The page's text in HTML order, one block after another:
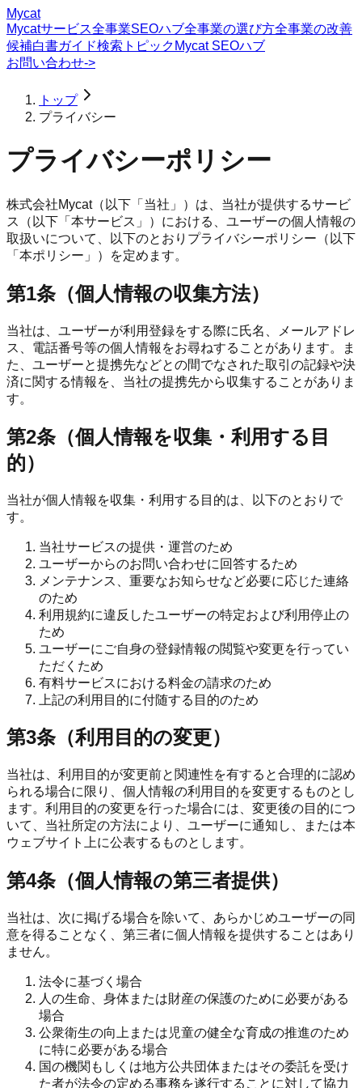
Mycat
Mycatサービス全事業SEOハブ全事業の選び方全事業の改善
候補白書ガイド検索トピック Mycat SEOハブ
お問い合わせ->
トップ
プライバシー
プライバシーポリシー
株式会社Mycat（以下「当社」）は、当社が提供するサービ
ス（以下「本サービス」）における、ユーザーの個人情報の
取扱いについて、以下のとおりプライバシーポリシー（以下
「本ポリシー」）を定めます。
第1条（個人情報の収集方法）
当社は、ユーザーが利用登録をする際に氏名、メールアドレ
ス、電話番号等の個人情報をお尋ねすることがあります。ま
た、ユーザーと提携先などとの間でなされた取引の記録や決
済に関する情報を、当社の提携先から収集することがありま
す。
第2条（個人情報を収集・利用する目
的）
当社が個人情報を収集・利用する目的は、以下のとおりで
す。
当社サービスの提供・運営のため
ユーザーからのお問い合わせに回答するため
メンテナンス、重要なお知らせなど必要に応じた連絡
のため
利用規約に違反したユーザーの特定および利用停止の
ため
ユーザーにご自身の登録情報の閲覧や変更を行ってい
ただくため
有料サービスにおける料金の請求のため
上記の利用目的に付随する目的のため
第3条（利用目的の変更）
当社は、利用目的が変更前と関連性を有すると合理的に認め
られる場合に限り、個人情報の利用目的を変更するものとし
ます。利用目的の変更を行った場合には、変更後の目的につ
いて、当社所定の方法により、ユーザーに通知し、または本
ウェブサイト上に公表するものとします。
第4条（個人情報の第三者提供）
当社は、次に掲げる場合を除いて、あらかじめユーザーの同
意を得ることなく、第三者に個人情報を提供することはあり
ません。
法令に基づく場合
人の生命、身体または財産の保護のために必要がある
場合
公衆衛生の向上または児童の健全な育成の推進のため
に特に必要がある場合
国の機関もしくは地方公共団体またはその委託を受け
た者が法令の定める事務を遂行することに対して協力